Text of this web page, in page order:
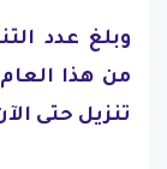
وبلغ عدد
تنزيل حتى